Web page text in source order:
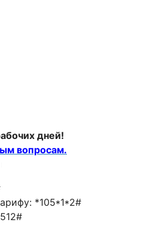
дней!
вопросам.
*105*1*2#